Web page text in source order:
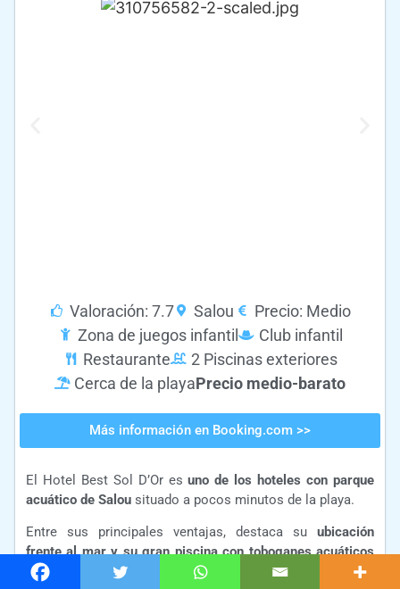
Valoración: 7.7 Salou
Precio: Medio
Zona de juegos infantil
Club infantil
Restaurante
2 Piscinas exteriores
Cerca de la playaPrecio medio-barato
Más información en Booking.com >>
El Hotel Best Sol D’Or esuno de los hoteles con parque
acuático de Salou situado a pocos minutos de la playa.
Entre sus principales ventajas, destaca su ubicación
frente al mar y su gran piscina con toboganes acuáticos
rodeada de jardines
. Además, el hotel ofrece actividades